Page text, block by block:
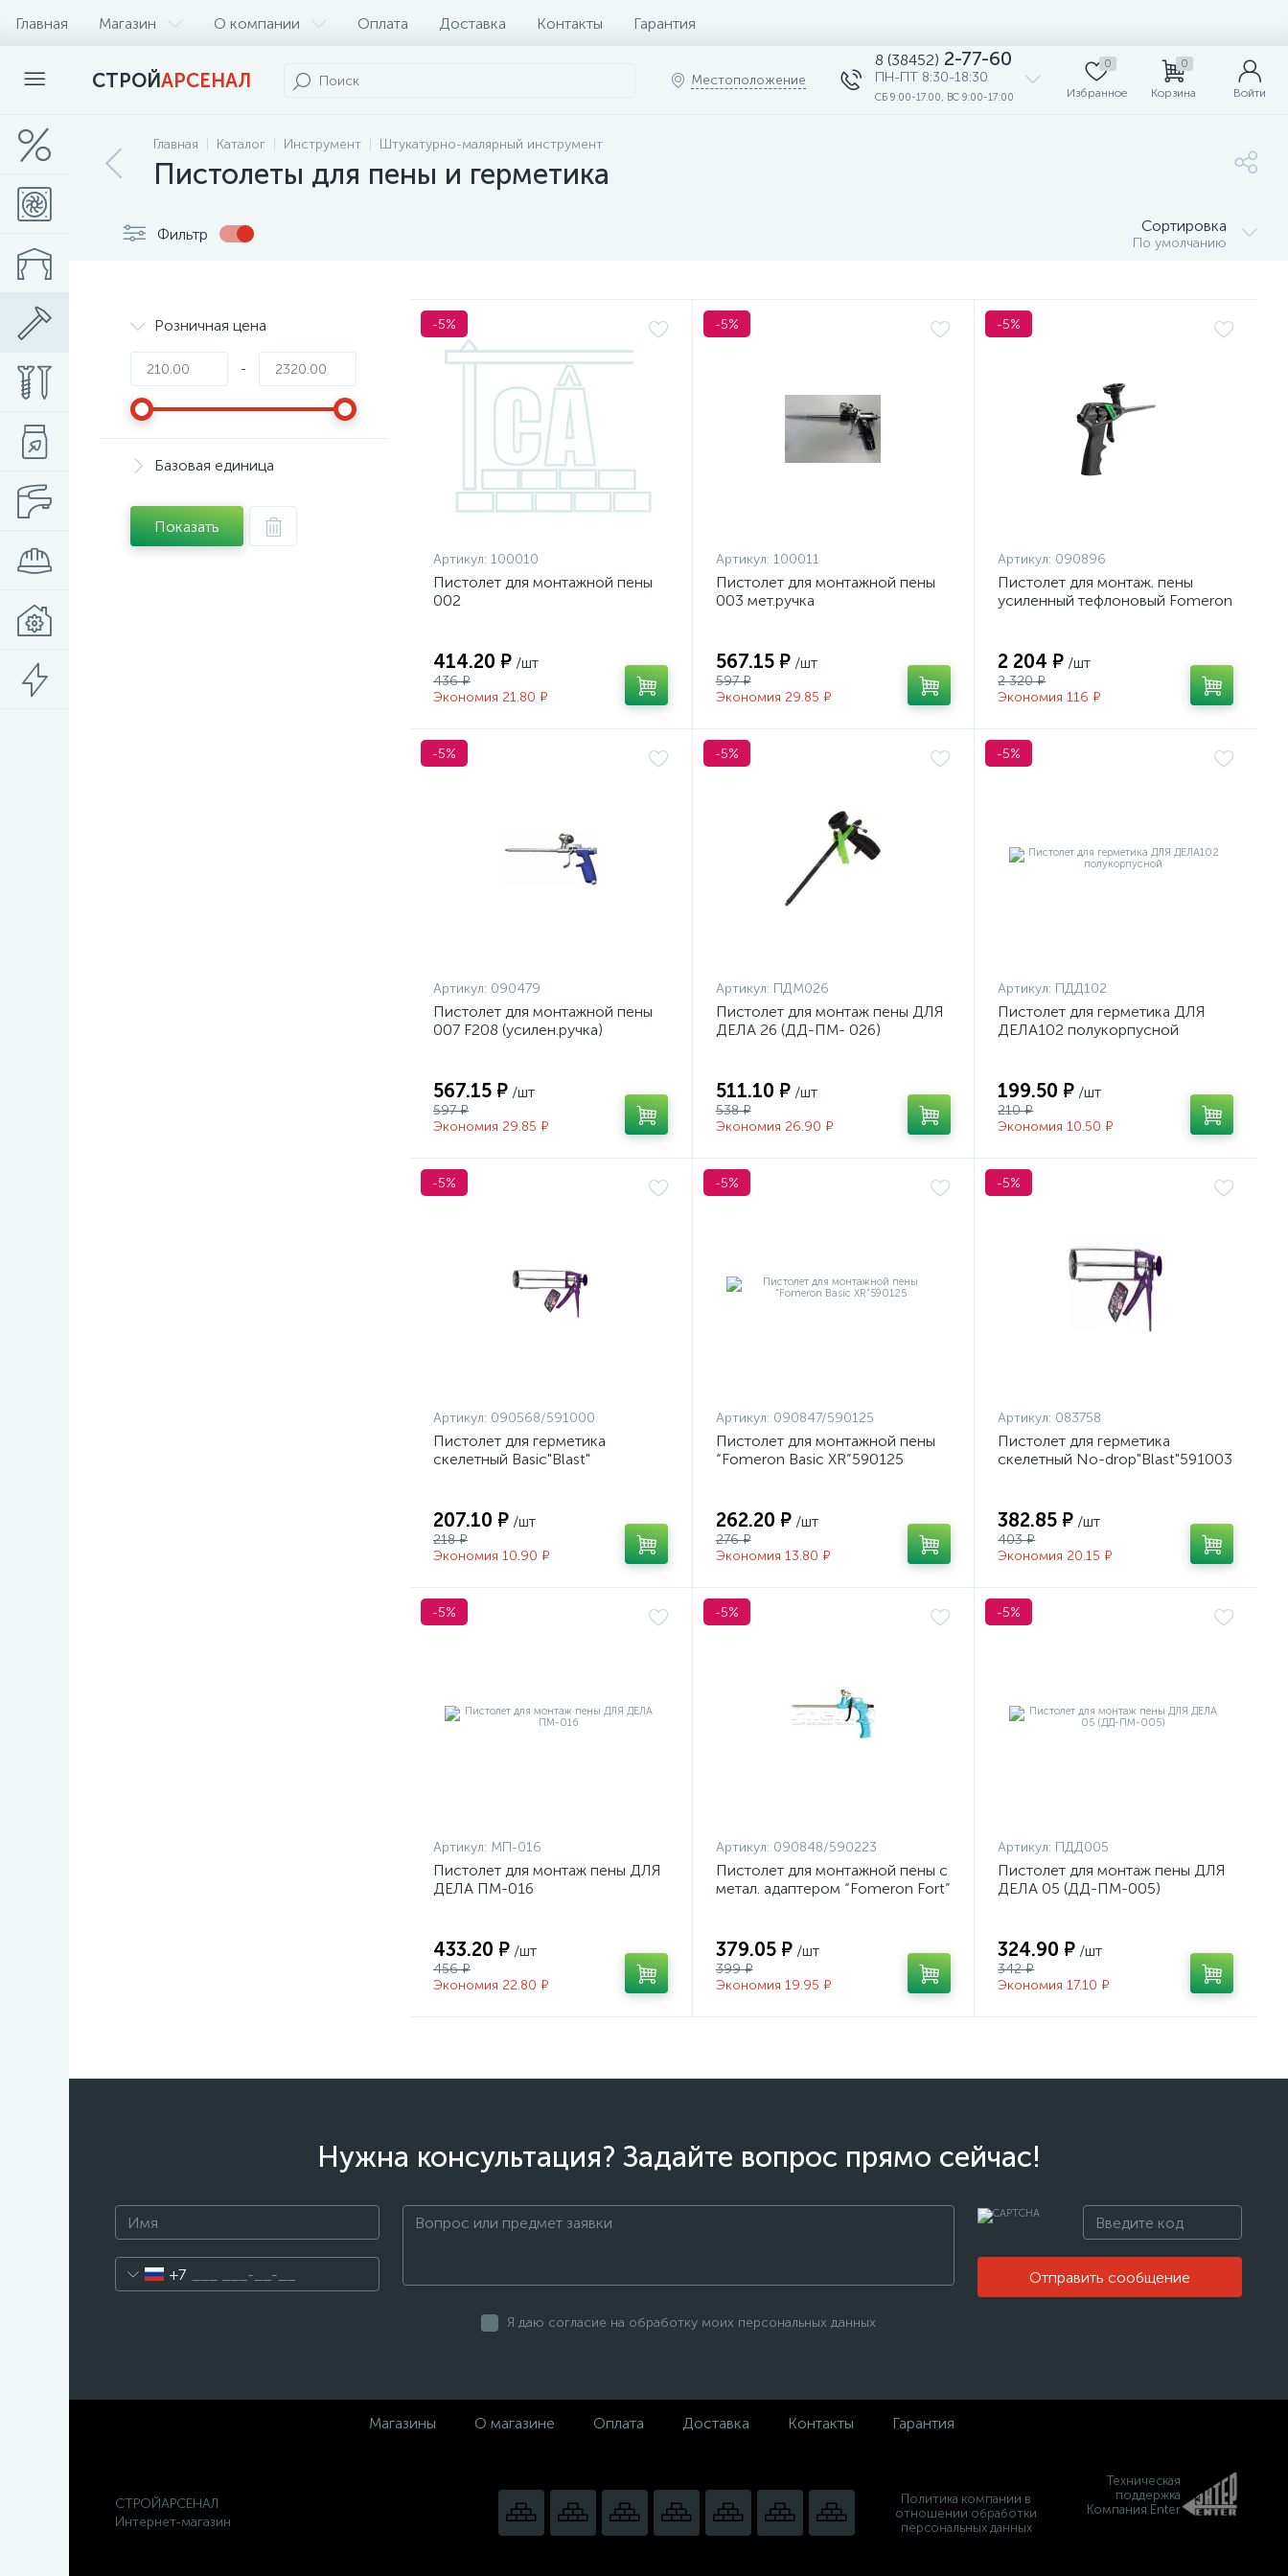
Главная Магазин О компании Оплата Доставка Контакты Гарантия
СТРОЙАРСЕНАЛ Местоположение
8 (38452) 2-77-60
ПН-ПТ 8:30-18:30
СБ 9:00-17.00, ВС 9:00-17:00
0
Избранное
0
Корзина Войти
Главная Каталог Инструмент Штукатурно-малярный инструмент
Пистолеты для пены и герметика
Фильтр Сортировка
По умолчанию
Розничная цена
-
Базовая единица
Показать
-5%
Артикул: 100010
Пистолет для монтажной пены
002
414.20 ₽ /шт
436 ₽
Экономия 21.80 ₽
-5%
Артикул: 100011
Пистолет для монтажной пены
003 мет.ручка
567.15 ₽ /шт
597 ₽
Экономия 29.85 ₽
-5%
Артикул: 090896
Пистолет для монтаж. пены
усиленный тефлоновый Fomeron
2 204 ₽ /шт
2 320 ₽
Экономия 116 ₽
-5%
Артикул: 090479
Пистолет для монтажной пены
007 F208 (усилен.ручка)
567.15 ₽ /шт
597 ₽
Экономия 29.85 ₽
-5%
Артикул: ПДМ026
Пистолет для монтаж пены ДЛЯ
ДЕЛА 26 (ДД-ПМ- 026)
511.10 ₽ /шт
538 ₽
Экономия 26.90 ₽
-5%
Артикул: ПДД102
Пистолет для герметика ДЛЯ
ДЕЛА102 полукорпусной
199.50 ₽ /шт
210 ₽
Экономия 10.50 ₽
-5%
Артикул: 090568/591000
Пистолет для герметика
скелетный Basic"Blast"
207.10 ₽ /шт
218 ₽
Экономия 10.90 ₽
-5%
Артикул: 090847/590125
Пистолет для монтажной пены
“Fomeron Basic XR”590125
262.20 ₽ /шт
276 ₽
Экономия 13.80 ₽
-5%
Артикул: 083758
Пистолет для герметика
скелетный No-drop"Blast"591003
382.85 ₽ /шт
403 ₽
Экономия 20.15 ₽
-5%
Артикул: МП-016
Пистолет для монтаж пены ДЛЯ
ДЕЛА ПМ-016
433.20 ₽ /шт
456 ₽
Экономия 22.80 ₽
-5%
Артикул: 090848/590223
Пистолет для монтажной пены c
метал. адаптером “Fomeron Fort”
379.05 ₽ /шт
399 ₽
Экономия 19.95 ₽
-5%
Артикул: ПДД005
Пистолет для монтаж пены ДЛЯ
ДЕЛА 05 (ДД-ПМ-005)
324.90 ₽ /шт
342 ₽
Экономия 17.10 ₽
Нужна консультация? Задайте вопрос прямо сейчас!
+7 Отправить сообщение
Я даю согласие на обработку моих персональных данных
Магазины О магазине Оплата Доставка Контакты Гарантия
СТРОЙАРСЕНАЛ
Интернет-магазин
Политика компании в
отношении обработки
персональных данных
Техническая
поддержка
Компания Enter